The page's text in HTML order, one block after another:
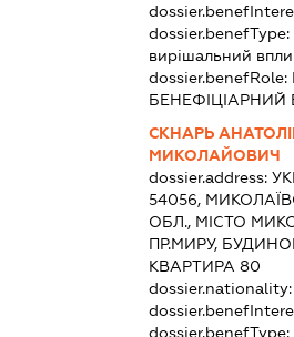
dossier.benefType:
вирішальний
dossier.benefRole:
БЕНЕФІЦІАРНИЙ
СКНАРЬ
МИКОЛАЙОВИЧ
dossier.address:
54056,
ОБЛ., МІСТО
ПР.МИРУ,
КВАРТИРА 80
dossier.benefType: